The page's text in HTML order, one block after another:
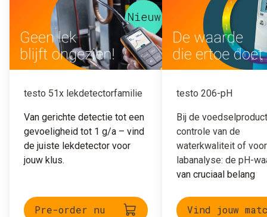
testo 51x lekdetectorfamilie
Van gerichte detectie tot een
gevoeligheid tot 1 g/a – vind
de juiste lekdetector voor
jouw klus.
Pre-order nu
testo 206-pH
Bij de
controle van de
waterkwaliteit of voor
labanalyse: de pH-
van cruciaal belang
Vind jouw